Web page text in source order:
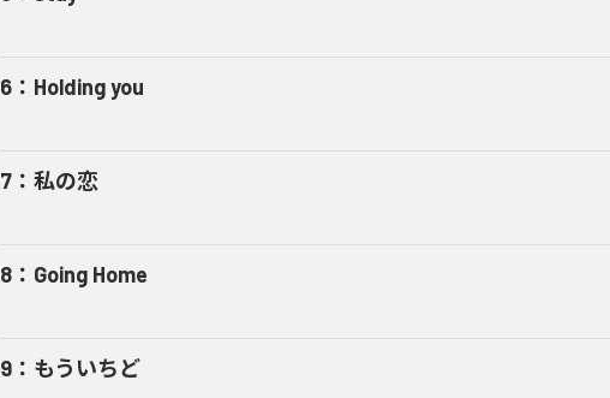
6 ： Holding you
7 ： 私の恋
8 ： Going Home
9 ： もういちど